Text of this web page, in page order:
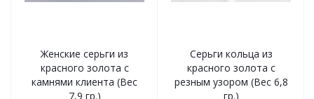
Женские серьги из
красного золота с
камнями клиента (Вес
7,9 гр.)
Серьги кольца из
красного золота с
резным узором (Вес 6,8
гр.)